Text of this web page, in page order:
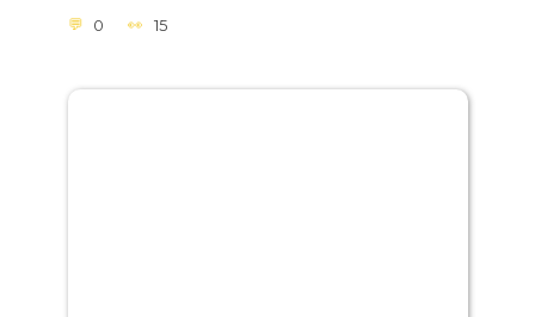
0 15